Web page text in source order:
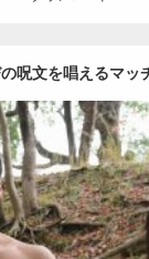
呪文を唱えるマッ
Update:2021.07.8
ョ その他 AKIHITO(細
】TBS番組「ひる
が紹介されま…
FMラジオ番組
介さ…